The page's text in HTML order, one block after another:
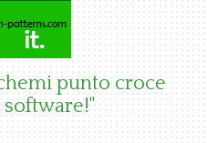
punto croce